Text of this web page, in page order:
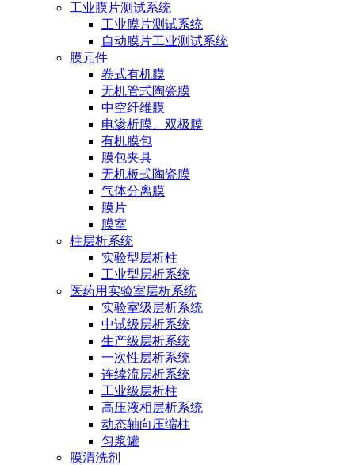
工业膜片测试系统
工业膜片测试系统
自动膜片工业测试系统
膜元件
卷式有机膜
无机管式陶瓷膜
中空纤维膜
电渗析膜、双极膜
有机膜包
膜包夹具
无机板式陶瓷膜
气体分离膜
膜片
膜室
柱层析系统
实验型层析柱
工业型层析系统
医药用实验室层析系统
实验室级层析系统
中试级层析系统
生产级层析系统
一次性层析系统
连续流层析系统
工业级层析柱
高压液相层析系统
动态轴向压缩柱
匀浆罐
膜清洗剂